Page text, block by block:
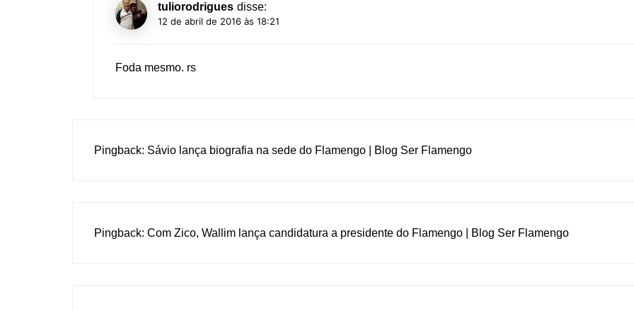
tuliorodrigues disse:
12 de abril de 2016 às 18:21
Foda mesmo. rs
Pingback: Sávio lança biografia na sede do Flamengo | Blog Ser Flamengo
Pingback: Com Zico, Wallim lança candidatura a presidente do Flamengo | Blog Ser Flamengo